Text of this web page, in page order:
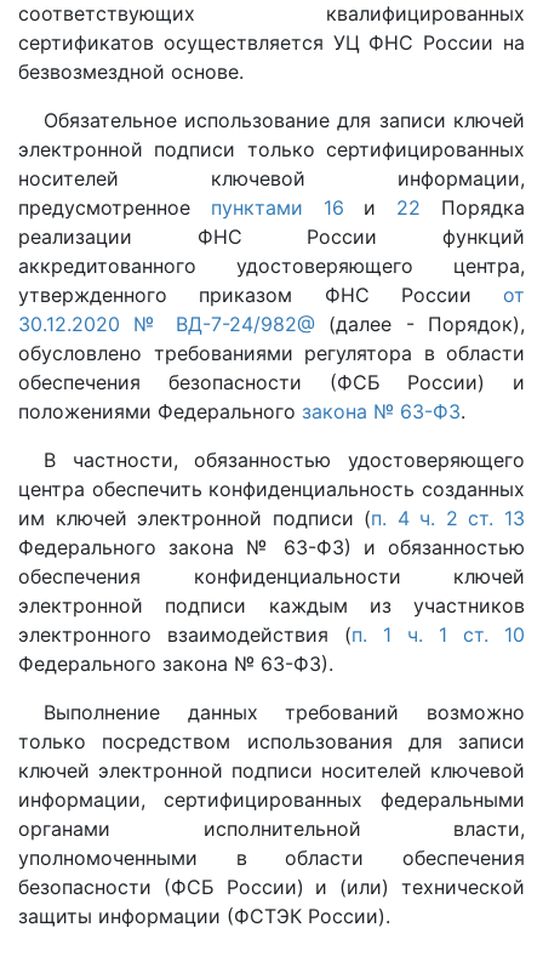
соответствующих квалифицированных
сертификатов осуществляется УЦ ФНС России на
безвозмездной основе.
Обязательное использование для записи ключей
электронной подписи только сертифицированных
носителей ключевой информации,
предусмотренное пунктами 16 и 22 Порядка
реализации ФНС России функций
аккредитованного удостоверяющего центра,
утвержденного приказом ФНС России от
30.12.2020 № ВД-7-24/982@ (далее - Порядок),
обусловлено требованиями регулятора в области
обеспечения безопасности (ФСБ России) и
положениями Федерального закона № 63-ФЗ.
В частности, обязанностью удостоверяющего
центра обеспечить конфиденциальность созданных
им ключей электронной подписи (п. 4 ч. 2 ст. 13
Федерального закона № 63-ФЗ) и обязанностью
обеспечения конфиденциальности ключей
электронной подписи каждым из участников
электронного взаимодействия (п. 1 ч. 1 ст. 10
Федерального закона № 63-ФЗ).
Выполнение данных требований возможно
только посредством использования для записи
ключей электронной подписи носителей ключевой
информации, сертифицированных федеральными
органами исполнительной власти,
уполномоченными в области обеспечения
безопасности (ФСБ России) и (или) технической
защиты информации (ФСТЭК России).